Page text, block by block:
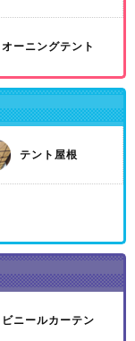
オーニングテント
テント屋根
ビニールカーテン